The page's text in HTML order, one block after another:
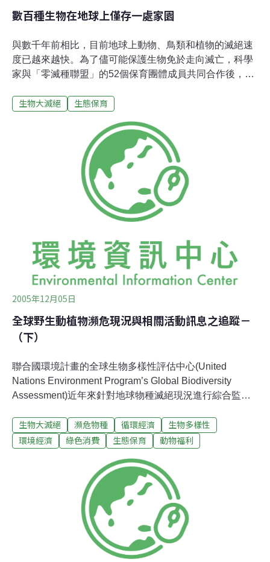
數百種生物在地球上僅存一處家園
與數千年前相比，目前地球上動物、鳥類和植物的滅絕速
度已越來越快。為了儘可能保護生物免於走向滅亡，科學
家與「零滅種聯盟」的52個保育團體成員共同合作後，標
他們認為，假設這些地點都能受到直接的保護，棲息在當
絕種生物有794種，包含哺乳動物、鳥類、爬蟲類、兩棲
類、松柏科植物，這數目是1500年以來紀錄到已滅絕生物
數目的3倍。這794種生物分布在594個棲息地，大多處於
熱帶林、島嶼及山區環境中。 美國《國家科學院研究公
報》（Prceedings of the National Academy of
Sciences）在12日發行的期刊中，發表了這794種生物的
分布地點，並稱之為「瀕臨滅絕的中心」(centers of
是挽救
生物大滅絕 生態保育
2005年12月05日
全球野生動植物瀕危現況與相關活動訊息之追蹤－
（下）
聯合國環境計畫的全球生物多樣性評估中心(United
Nations Environment Program’s Global Biodiversity
Assessment)近年來針對地球物種滅絕現況進行綜合監
們清楚瞭解，人類進駐地球不過短短的幾百萬年內，對地
球生命已造成無從彌補的危害。以下是該報告中部分記
類動物滅絕，如今的滅絕速率已增加50倍之多。•除了人類
以外的靈長類(primates)是所有哺乳類動物中滅絕速率最
快；約46%的靈長類族群，其生存已受到威脅。鳥類•全球
約9,500種鳥類之中的12%，在未來的100年內將滅絕。另
外有600~900種鳥類也將加入瀕危名單。
生物大滅絕 瀕危物種 循環經濟
生物多樣性
環境經濟
綠色消費 生態保育 動物福利